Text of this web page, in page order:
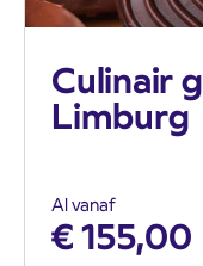
Culinair
Limburg
Al vanaf
€155,00